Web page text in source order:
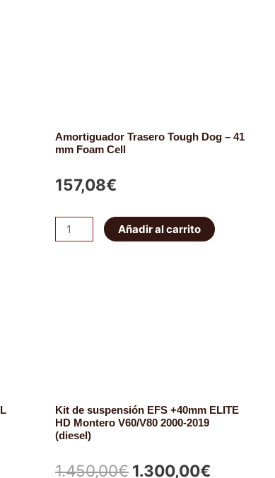
Amortiguador Trasero Tough Dog – 41
mm Foam Cell
157,08€
Amortiguador
Trasero
Añadir al carrito
Kit de suspensión EFS +40mm ELITE
HD Montero V60/V80 2000-2019
(diesel)
1.450,00€ El
1.300,00€